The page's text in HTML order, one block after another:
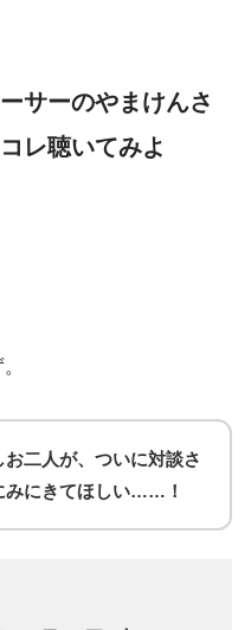
サーのやまけんさ
レ聴いてみよ
二人が、ついに対談さ
みにきてほしい……！